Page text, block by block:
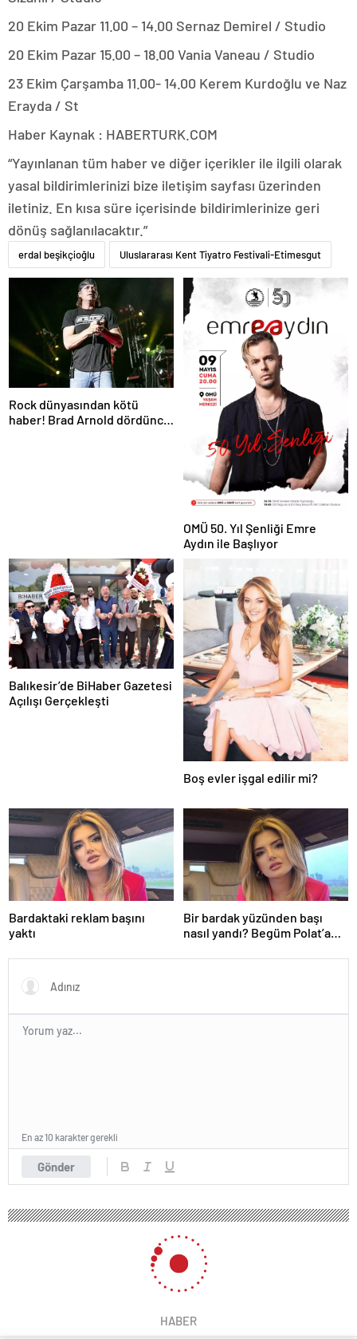
20 Ekim Pazar 11.00 – 14.00 Sernaz Demirel / Studio
20 Ekim Pazar 15.00 – 18.00 Vania Vaneau / Studio
23 Ekim Çarşamba 11.00- 14.00 Kerem Kurdoğlu ve Naz
Erayda / St
Haber Kaynak : HABERTURK.COM
“Yayınlanan tüm haber ve diğer içerikler ile ilgili olarak
yasal bildirimlerinizi bize iletişim sayfası üzerinden
iletiniz. En kısa süre içerisinde bildirimlerinize geri
dönüş sağlanılacaktır.”
erdal beşikçioğlu Uluslararası Kent Tiyatro Festivali-Etimesgut
Rock dünyasından kötü
haber! Brad Arnold dördüncü
OMÜ 50. Yıl Şenliği Emre
Aydın ile Başlıyor
Balıkesir’de BiHaber Gazetesi
Açılışı Gerçekleşti
Boş evler işgal edilir mi?
Bardaktaki reklam başını
yaktı
Bir bardak yüzünden başı
nasıl yandı? Begüm Polat’a
reklamı soruşturması…
Gönder
En az 10 karakter gerekli
HABER